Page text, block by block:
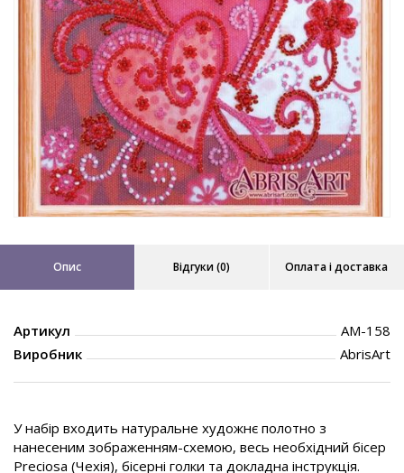
Опис Відгуки (0) Оплата і доставка
Артикул
AM-158
Виробник
AbrisArt
У набір входить натуральне художнє полотно з
нанесеним зображенням-схемою, весь необхідний бісер
Preciosa (Чехія), бісерні голки та докладна інструкція.